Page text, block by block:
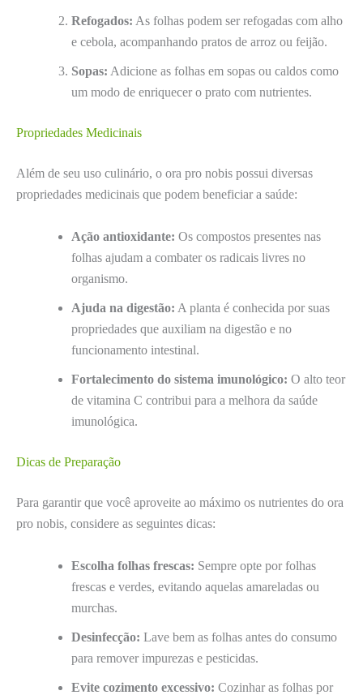
Refogados: As folhas podem ser refogadas com alho
e cebola, acompanhando pratos de arroz ou feijão.
Sopas: Adicione as folhas em sopas ou caldos como
um modo de enriquecer o prato com nutrientes.
Propriedades Medicinais
Além de seu uso culinário, o ora pro nobis possui diversas
propriedades medicinais que podem beneficiar a saúde:
Ação antioxidante: Os compostos presentes nas
folhas ajudam a combater os radicais livres no
organismo.
Ajuda na digestão: A planta é conhecida por suas
propriedades que auxiliam na digestão e no
funcionamento intestinal.
Fortalecimento do sistema imunológico: O alto teor
de vitamina C contribui para a melhora da saúde
imunológica.
Dicas de Preparação
Para garantir que você aproveite ao máximo os nutrientes do ora
pro nobis, considere as seguintes dicas:
Escolha folhas frescas: Sempre opte por folhas
frescas e verdes, evitando aquelas amareladas ou
murchas.
Desinfecção: Lave bem as folhas antes do consumo
para remover impurezas e pesticidas.
Evite cozimento excessivo: Cozinhar as folhas por